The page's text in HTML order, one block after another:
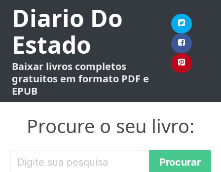
Diario Do
Estado
Baixar livros completos
gratuitos em formato PDF e
EPUB
Procure o seu livro: